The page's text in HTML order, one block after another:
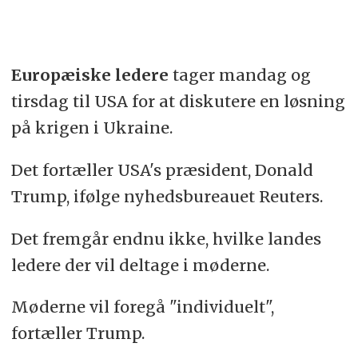
Europæiske ledere tager mandag og
tirsdag til USA for at diskutere en løsning
på krigen i Ukraine.
Det fortæller USA's præsident, Donald
Trump, ifølge nyhedsbureauet Reuters.
Det fremgår endnu ikke, hvilke landes
ledere der vil deltage i møderne.
Møderne vil foregå "individuelt",
fortæller Trump.